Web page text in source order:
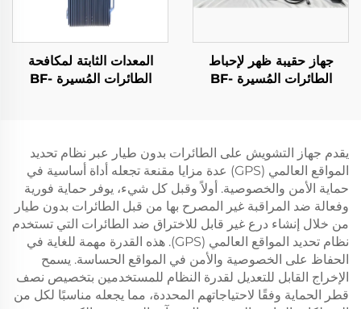
جهاز حقيبة ظهر لإحباط
الطائرات المُسيرة BF-
المعدات الثابتة لمكافحة
الطائرات المُسيرة BF-
يقدم جهاز التشويش على الطائرات بدون طيار عبر نظام تحديد
المواقع العالمي (GPS) عدة مزايا مقنعة تجعله أداة أساسية في
حماية الأمن والخصوصية. أولاً وقبل كل شيء، يوفر حماية فورية
وفعالة ضد المراقبة غير المصرح بها من قبل الطائرات بدون طيار
من خلال إنشاء درع غير قابل للاختراق ضد الطائرات التي تستخدم
نظام تحديد المواقع العالمي (GPS). هذه القدرة مهمة للغاية في
الحفاظ على الخصوصية والأمن في المواقع الحساسة. يسمح
الإخراج القابل للتعديل لقدرة النظام للمستخدمين بتخصيص نصف
قطر الحماية وفقًا لاحتياجاتهم المحددة، مما يجعله مناسبًا لكل من